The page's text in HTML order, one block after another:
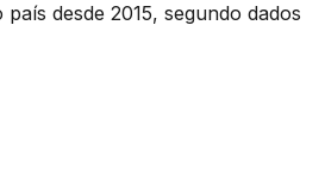
desde 2015, segundo dados